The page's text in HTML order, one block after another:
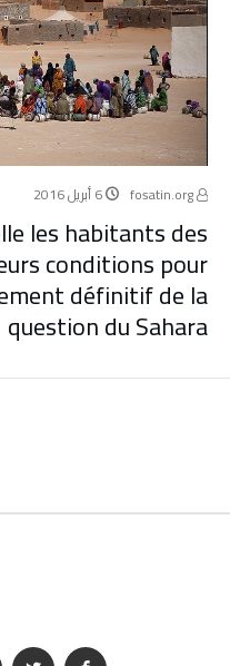
6 أبريل 2016
les habitants des
conditions pour
définitif de la
question du Sahara